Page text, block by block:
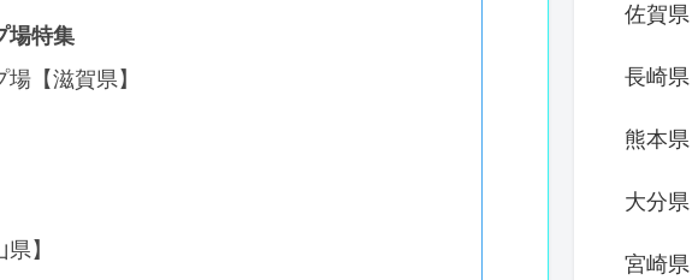
場特集
【滋賀県】
】
佐賀県
長崎県
熊本県
大分県
宮崎県